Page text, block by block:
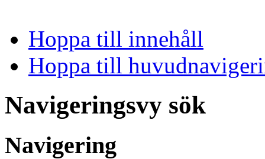
Hoppa till innehåll
Hoppa till
Navigeringsvy sök
Navigering